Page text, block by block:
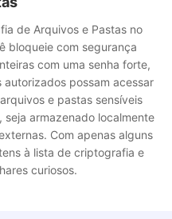
com senha unidades
externos de uma maneira
arquivos pessoais,
o FileGuarder usa
para bloquear o dispositivo
se ele for perdido ou
o drive só pode ser aberto
protegido em computadores
Mac.